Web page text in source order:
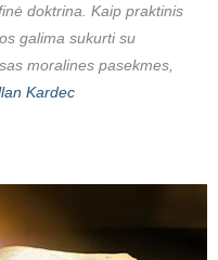
doktrina. Kaip praktinis
galima sukurti su
moralines pasekmes,
Kardec